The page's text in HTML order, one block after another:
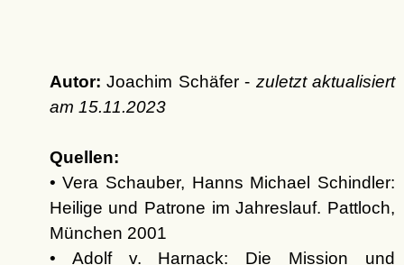
Autor: Joachim Schäfer - zuletzt aktualisiert
am 15.11.2023
Quellen:
• Vera Schauber, Hanns Michael Schindler:
Heilige und Patrone im Jahreslauf. Pattloch,
München 2001
• Adolf v. Harnack: Die Mission und